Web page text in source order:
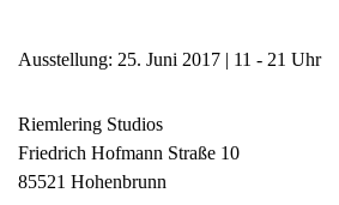
Ausstellung: 25. Juni 2017 | 11 - 21 Uhr
Riemlering Studios
Friedrich Hofmann Straße 10
85521 Hohenbrunn